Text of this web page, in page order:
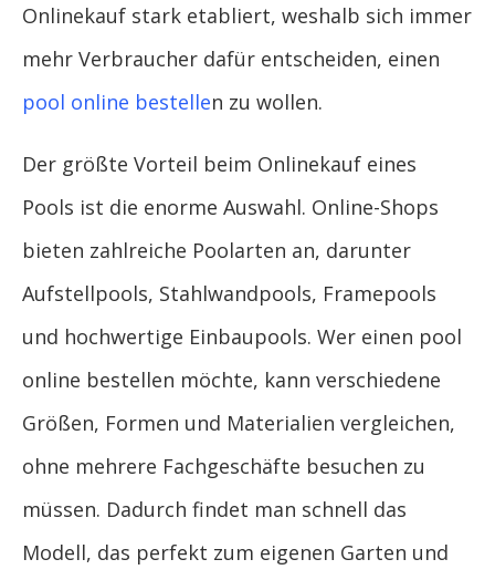
Onlinekauf stark etabliert, weshalb sich immer
mehr Verbraucher dafür entscheiden, einen
pool online bestellen zu wollen.
Der größte Vorteil beim Onlinekauf eines
Pools ist die enorme Auswahl. Online-Shops
bieten zahlreiche Poolarten an, darunter
Aufstellpools, Stahlwandpools, Framepools
und hochwertige Einbaupools. Wer einen pool
online bestellen möchte, kann verschiedene
Größen, Formen und Materialien vergleichen,
ohne mehrere Fachgeschäfte besuchen zu
müssen. Dadurch findet man schnell das
Modell, das perfekt zum eigenen Garten und